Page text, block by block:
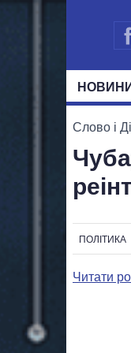
НОВИНИ
Слово і
ПОЛІТИКА
Читати